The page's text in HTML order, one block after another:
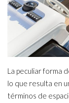
La peculiar forma
lo que resulta en
términos de